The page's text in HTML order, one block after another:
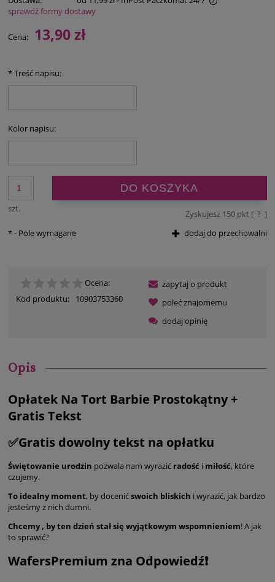
Cena nie zawiera ewentualnych kosztów płatności
sprawdź formy dostawy
Cena: 13,90 zł
*Treść napisu:
Kolor napisu:
szt.
DO KOSZYKA
Zyskujesz 150pkt [ ? ]
dodaj do przechowalni
*- Pole wymagane
Ocena:
Kod produktu:
10903753360
zapytaj o produkt
poleć znajomemu
dodaj opinię
Opis
Opłatek Na Tort Barbie Prostokątny +
Gratis Tekst
✅Gratis dowolny tekst na opłatku
Świętowanie urodzin pozwala nam wyrazić radość i miłość, które
czujemy.
To idealny moment, by docenićswoich bliskich i wyrazić, jak bardzo
jesteśmy z nich dumni.
Chcemy , by ten dzień stał się wyjątkowym wspomnieniem! A jak
to sprawić?
WafersPremium zna Odpowiedź❗️